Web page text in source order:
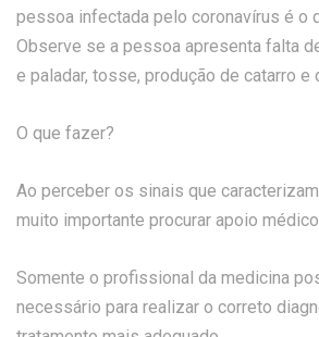
pessoa infectada pelo coronavírus é o
Observe se a pessoa apresenta falta
e paladar, tosse, produção de catarro e
O que fazer?
Ao perceber os sinais que
muito importante procurar apoio
Somente o profissional da medicina
necessário para realizar o correto